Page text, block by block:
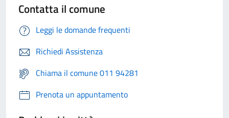
Contatta il comune
Leggi le domande frequenti
Richiedi Assistenza
Chiama il comune 011 94281
Prenota un appuntamento